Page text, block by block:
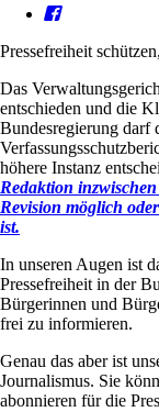
Pressefreiheit
Das
entschieden und die
Bundesregierung darf
höhere Instanz
Redaktion
Revision möglich
ist.
In unseren Augen ist
Pressefreiheit in der
Bürgerinnen und
frei zu informieren.
Genau das aber ist
Journalismus. Sie
abonnieren für die